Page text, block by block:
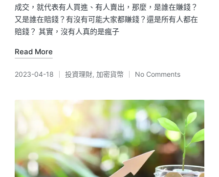
成交，就代表有人買進、有人賣出，那麼，是誰在賺錢？
又是誰在賠錢？有沒有可能大家都賺錢？還是所有人都在
賠錢？ 其實，沒有人真的是瘋子
Read More
2023-04-18
Posted
投資理財, 加密貨幣 No Comments